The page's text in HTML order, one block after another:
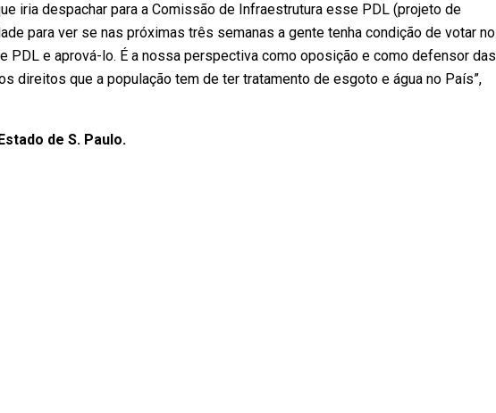
iria despachar para a Comissão de Infraestrutura esse PDL (projeto de
para ver se nas próximas três semanas a gente tenha condição de votar no
PDL e aprová-lo. É a nossa perspectiva como oposição e como defensor das
direitos que a população tem de ter tratamento de esgoto e água no País”,
de S. Paulo.